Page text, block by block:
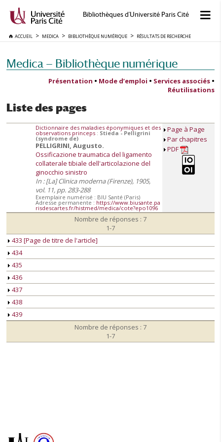
Bibliothèques d'Université Paris Cité
ACCUEIL MEDICA BIBLIOTHÈQUE NUMÉRIQUE RÉSULTATS DE RECHERCHE
Medica — Bibliothèque numérique
Présentation • Mode d’emploi • Services associés •
Réutilisations
Liste des pages
Dictionnaire des maladies éponymiques et des
observations princeps : Stieda - Pelligrini
(syndrome de)
PELLIGRINI, Augusto.
Ossificazione traumatica del ligamento
collaterale tibiale dell'articolazione del
ginocchio sinistro
In : [La] Clinica moderna (Firenze), 1905,
vol. 11, pp. 283-288
Exemplaire numérisé : BIU Santé (Paris)
Adresse permanente : https://www.biusante.pa
risdescartes.fr/histmed/medica/cote?epo1096
Page à Page
Par chapitres
PDF
Nombre de réponses : 7
1-7
433 [Page de titre de l'article]
434
435
436
437
438
439
Nombre de réponses : 7
1-7